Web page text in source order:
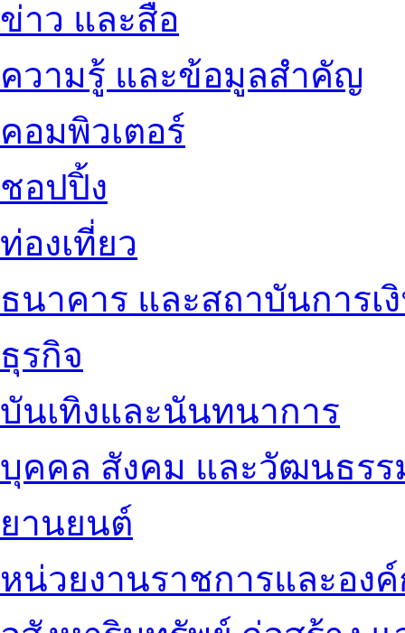
ข่าว และสื่อ
ความรู้ และข้อมูลสำคัญ
คอมพิวเตอร์
ชอปปิ้ง
ท่องเที่ยว
ธนาคาร และสถาบันการเ
ธุรกิจ
บันเทิงและนันทนาการ
บุคคล สังคม และวัฒนธรร
ยานยนต์
หน่วยงานราชการและอง